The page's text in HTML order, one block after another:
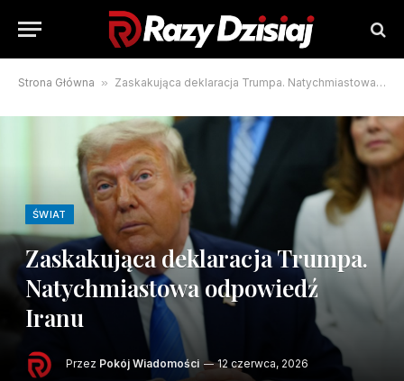
Strona Główna » Zaskakująca deklaracja Trumpa. Natychmiastowa odpowiedź Iranu
ŚWIAT
Zaskakująca deklaracja Trumpa.
Natychmiastowa odpowiedź
Iranu
Przez Pokój Wiadomości 12 czerwca, 2026